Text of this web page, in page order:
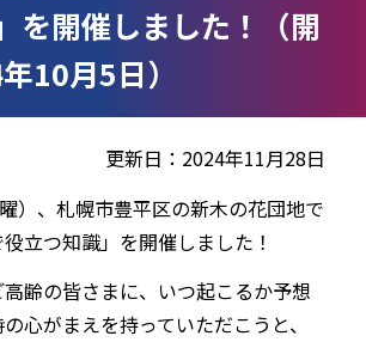
を開催しました！（開
10月5日）
更新日：2024年11月28日
）、札幌市豊平区の新木の花団地で
役立つ知識」を開催しました！
齢の皆さまに、いつ起こるか予想
心がまえを持っていただこうと、